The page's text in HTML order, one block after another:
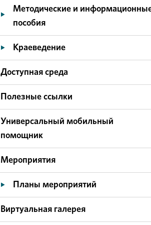
Методические и
пособия
Краеведение
Доступная среда
Полезные ссылки
Универсальный мобильный
помощник
Мероприятия
Планы мероприятий
Виртуальная галерея